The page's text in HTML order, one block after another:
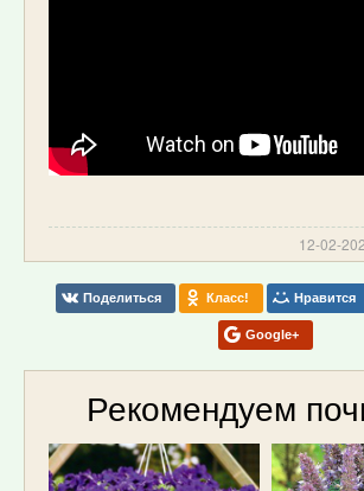
12-02-
Поделиться Класс! Нравится
Google+
Рекомендуем